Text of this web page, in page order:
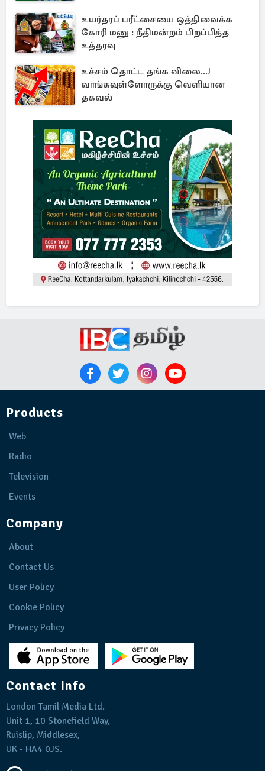
உயர்தரப் பரீட்சையை ஒத்திவைக்க
கோரி மனு : நீதிமன்றம் பிறப்பித்த
உத்தரவு
உச்சம் தொட்ட தங்க விலை...!
வாங்கவுள்ளோருக்கு வெளியான
தகவல்
Products
Web
Radio
Television
Events
Company
About
Contact Us
User Policy
Cookie Policy
Privacy Policy
Contact Info
London Tamil Media Ltd.
Unit 1, 10 Stonefield Way,
Ruislip, Middlesex,
UK - HA4 0JS.